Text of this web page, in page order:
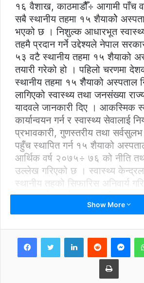
१६ वैशाख, काठमाडौैँ÷ आगामी पाँच
सबै स्थानीय तहमा १५ शैयाकोे
भएको छ । निशुल्क आधारभूत
तहमै प्रदान गर्ने उद्देश्यले नेपाल
५३ वटै स्थानीय तहमा १५ शैयाको
तयारी गरेको हो । पहिलो चरणमा
स्थानीय तहमा १५ शैैयाको अस्पताल
लागिएको स्वास्थ्य तथा जनसंख्या
यादवले जानकारी दिए । आकस्मिक
कार्यान्वयन गर्न र स्वास्थ्य सेवालाई
प्रभावकारी, गुणस्तरीय तथा
पहुँच स्थापित गर्न १५ शैयाको अस्पताल
आर्थिक वर्ष २०७५÷ ७६ को नीति
उल्लेख गरिएको छ । स्वास्थ्य
स्थानीय तहको सिफारिस अनिवार्य
स्वास्थ्य सेवालाई प्रभावकारी
सय ५१ स्थानीय तहबाट निवेदन
Show More
LinkedInReddit
Print